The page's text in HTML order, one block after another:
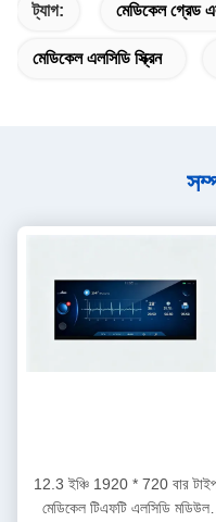
ট্যাগ: মেডিকেল গ্রেড
মেডিকেল এলসিডি স্ক্রিন
12.3 ইঞ্চি 1920 * 720 বার
মেডিকেল টিএফটি এলসিডি মডিউল